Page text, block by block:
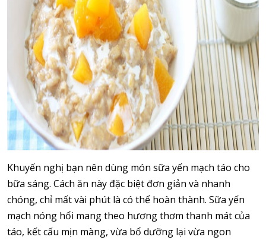
Khuyến nghị bạn nên dùng món sữa yến mạch táo cho
bữa sáng. Cách ăn này đặc biệt đơn giản và nhanh
chóng, chỉ mất vài phút là có thể hoàn thành. Sữa yến
mạch nóng hổi mang theo hương thơm thanh mát của
táo, kết cấu mịn màng, vừa bổ dưỡng lại vừa ngon